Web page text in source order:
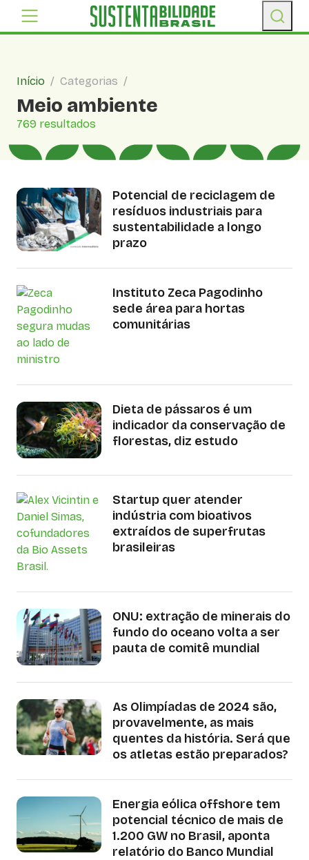
Início / Categorias /
Meio ambiente
769 resultados
Potencial de reciclagem de
resíduos industriais para
sustentabilidade a longo
prazo
Instituto Zeca Pagodinho
sede área para hortas
comunitárias
Dieta de pássaros é um
indicador da conservação de
florestas, diz estudo
Startup quer atender
indústria com bioativos
extraídos de superfrutas
brasileiras
ONU: extração de minerais do
fundo do oceano volta a ser
pauta de comitê mundial
As Olimpíadas de 2024 são,
provavelmente, as mais
quentes da história. Será que
os atletas estão preparados?
Energia eólica offshore tem
potencial técnico de mais de
1.200 GW no Brasil, aponta
relatório do Banco Mundial